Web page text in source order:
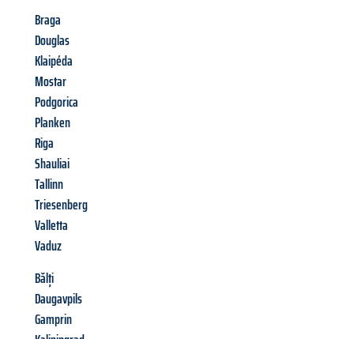
Braga
Douglas
Klaipéda
Mostar
Podgorica
Planken
Riga
Shauliai
Tallinn
Triesenberg
Valletta
Vaduz
Bălți
Daugavpils
Gamprin